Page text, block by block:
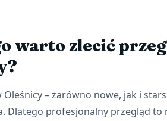
warto zlecić
– zarówno nowe, jak i
Dlatego profesjonalny przegląd to